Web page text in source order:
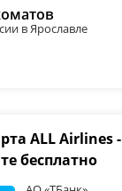
в Ярославле
ALL Airlines -
бесплатно